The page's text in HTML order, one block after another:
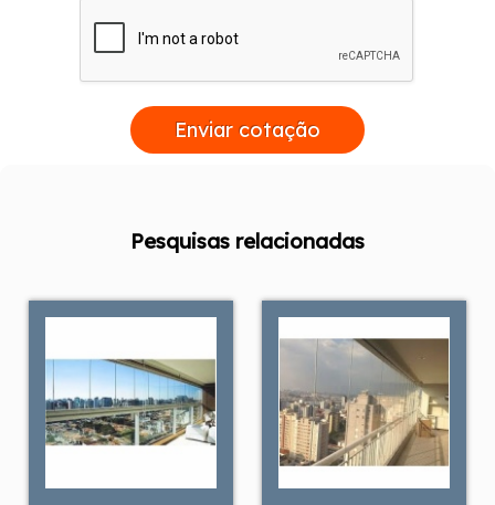
Enviar cotação
Pesquisas relacionadas